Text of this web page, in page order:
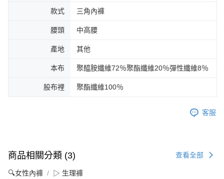
款式 三角內褲
腰頭 中高腰
產地 其他
本布 聚醯胺纖維72％聚酯纖維20％彈性纖維8％
股布裡 聚酯纖維100％
客服
商品相關分類 (3) 查看全部
🔍女性內褲 ▷ 生理褲